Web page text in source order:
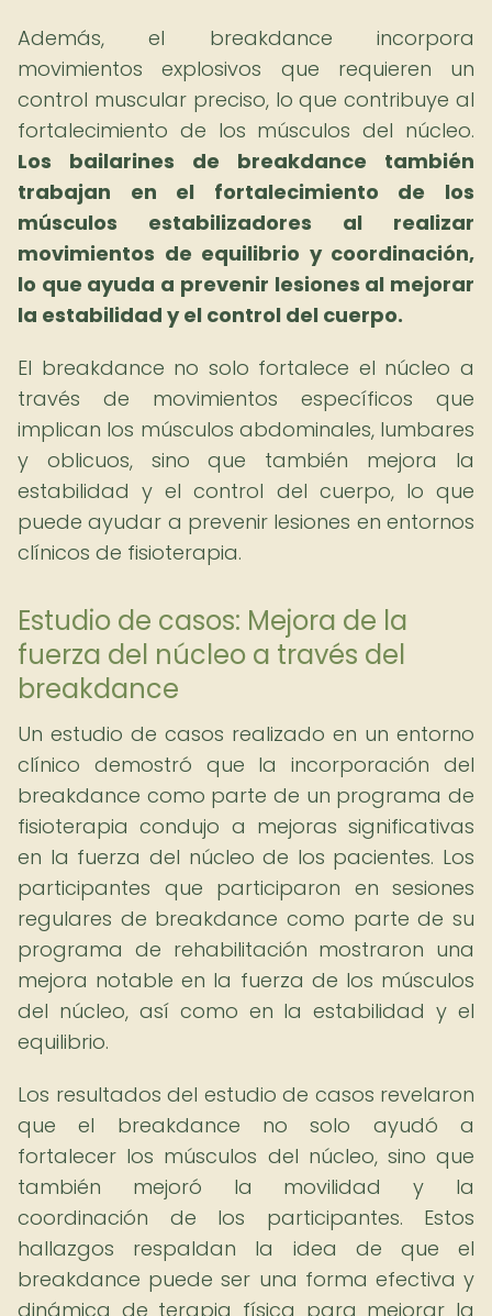
Además, el breakdance incorpora
movimientos explosivos que requieren un
control muscular preciso, lo que contribuye al
fortalecimiento de los músculos del núcleo.
Los bailarines de breakdance también
trabajan en el fortalecimiento de los
músculos estabilizadores al realizar
movimientos de equilibrio y coordinación,
lo que ayuda a prevenir lesiones al mejorar
la estabilidad y el control del cuerpo.
El breakdance no solo fortalece el núcleo a
través de movimientos específicos que
implican los músculos abdominales, lumbares
y oblicuos, sino que también mejora la
estabilidad y el control del cuerpo, lo que
puede ayudar a prevenir lesiones en entornos
clínicos de fisioterapia.
Estudio de casos: Mejora de la
fuerza del núcleo a través del
breakdance
Un estudio de casos realizado en un entorno
clínico demostró que la incorporación del
breakdance como parte de un programa de
fisioterapia condujo a mejoras significativas
en la fuerza del núcleo de los pacientes. Los
participantes que participaron en sesiones
regulares de breakdance como parte de su
programa de rehabilitación mostraron una
mejora notable en la fuerza de los músculos
del núcleo, así como en la estabilidad y el
equilibrio.
Los resultados del estudio de casos revelaron
que el breakdance no solo ayudó a
fortalecer los músculos del núcleo, sino que
también mejoró la movilidad y la
coordinación de los participantes. Estos
hallazgos respaldan la idea de que el
breakdance puede ser una forma efectiva y
dinámica de terapia física para mejorar la